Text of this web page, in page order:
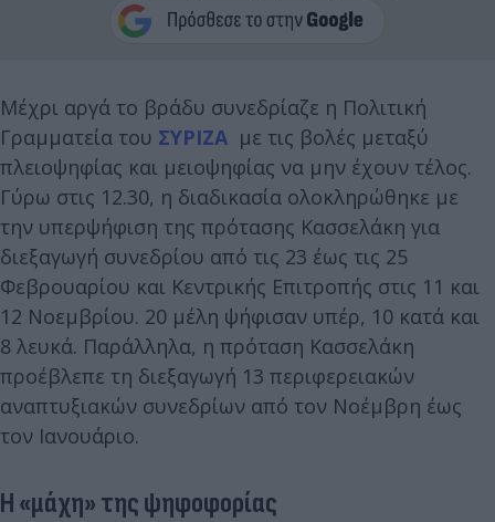
Μέχρι αργά το βράδυ συνεδρίαζε η Πολιτική
Γραμματεία του ΣΥΡΙΖΑ με τις βολές μεταξύ
πλειοψηφίας και μειοψηφίας να μην έχουν τέλος.
Γύρω στις 12.30, η διαδικασία ολοκληρώθηκε με
την υπερψήφιση της πρότασης Κασσελάκη για
διεξαγωγή συνεδρίου από τις 23 έως τις 25
Φεβρουαρίου και Κεντρικής Επιτροπής στις 11 και
12 Νοεμβρίου. 20 μέλη ψήφισαν υπέρ, 10 κατά και
8 λευκά. Παράλληλα, η πρόταση Κασσελάκη
προέβλεπε τη διεξαγωγή 13 περιφερειακών
αναπτυξιακών συνεδρίων από τον Νοέμβρη έως
τον Ιανουάριο.
Η «μάχη» της ψηφοφορίας